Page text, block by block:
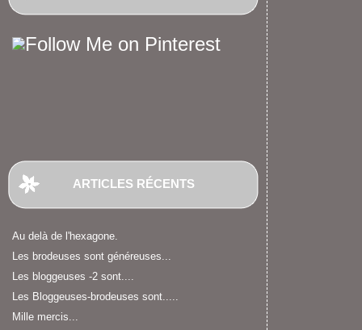
ARTICLES RÉCENTS
Au delà de l'hexagone.
Les brodeuses sont généreuses...
Les bloggeuses -2 sont....
Les Bloggeuses-brodeuses sont.....
Mille mercis...